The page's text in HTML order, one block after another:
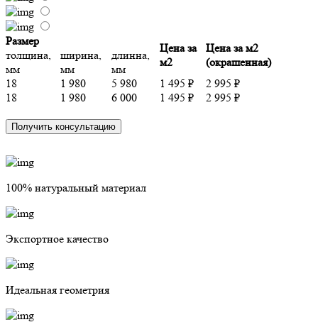
Размер
Цена за
м2
Цена за м2
(окрашенная)
толщина,
мм
ширина,
мм
длинна,
мм
18
1 980 5 980 1 495 ₽
2 995 ₽
18
1 980 6 000 1 495 ₽ 2 995 ₽
Получить консультацию
100% натуральный материал
Экспортное качество
Идеальная геометрия